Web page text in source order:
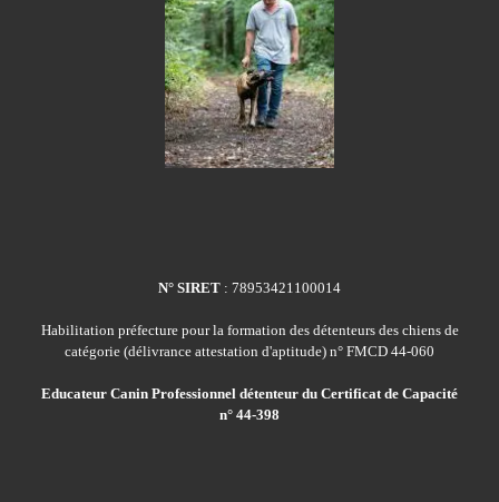
N° SIRET : 78953421100014
Habilitation préfecture pour la formation des détenteurs des chiens de
catégorie (délivrance attestation d'aptitude) n° FMCD 44-060
Educateur Canin Professionnel détenteur du Certificat de Capacité
n° 44-398